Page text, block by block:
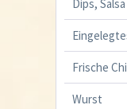
Dips,
Frische
Wurst